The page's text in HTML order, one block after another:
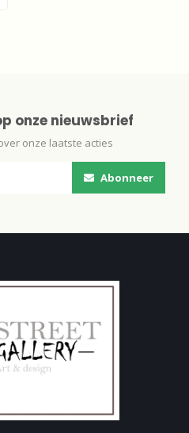
onze nieuwsbrief
onze laatste acties
Abonneer